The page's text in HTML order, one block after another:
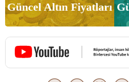
Güncel Altın Fiyatları